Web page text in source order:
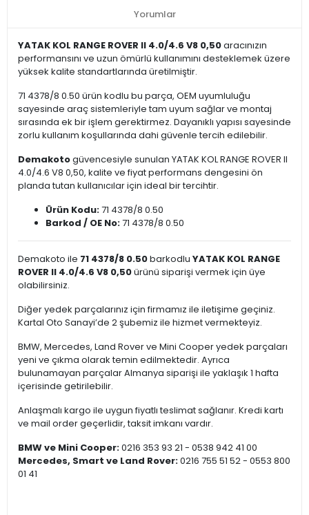
Yorumlar
YATAK KOL RANGE ROVER II 4.0/4.6 V8 0,50aracınızın
performansını ve uzun ömürlü kullanımını desteklemek üzere
yüksek kalite standartlarında üretilmiştir.
71 4378/8 0.50 ürün kodlu bu parça, OEM uyumluluğu
sayesinde araç sistemleriyle tam uyum sağlar ve montaj
sırasında ek bir işlem gerektirmez. Dayanıklı yapısı sayesinde
zorlu kullanım koşullarında dahi güvenle tercih edilebilir.
Demakotogüvencesiyle sunulan YATAK KOL RANGE ROVER II
4.0/4.6 V8 0,50, kalite ve fiyat performans dengesini ön
planda tutan kullanıcılar için ideal bir tercihtir.
Ürün Kodu:71 4378/8 0.50
Barkod / OE No:71 4378/8 0.50
Demakoto ile 71 4378/8 0.50barkodlu YATAK KOL RANGE
ROVER II 4.0/4.6 V8 0,50ürünü siparişi vermek için üye
olabilirsiniz.
Diğer yedek parçalarınız için firmamız ile iletişime geçiniz.
Kartal Oto Sanayi’de 2 şubemiz ile hizmet vermekteyiz.
BMW, Mercedes, Land Rover ve Mini Cooper yedek parçaları
yeni ve çıkma olarak temin edilmektedir. Ayrıca
bulunamayan parçalar Almanya siparişi ile yaklaşık 1 hafta
içerisinde getirilebilir.
Anlaşmalı kargo ile uygun fiyatlı teslimat sağlanır. Kredi kartı
ve mail order geçerlidir, taksit imkanı vardır.
BMW ve Mini Cooper:0216 353 93 21 - 0538 942 41 00
Mercedes, Smart ve Land Rover:0216 755 51 52 - 0553 800
01 41